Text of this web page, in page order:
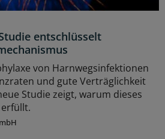
entschlüsselt
von Harnwegsinfektionen
und gute Verträglichkeit
Studie zeigt, warum dieses